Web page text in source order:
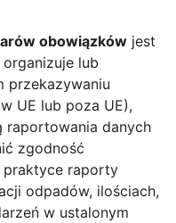
obowiązków jest
lub
przekazywaniu
UE lub poza UE),
raportowania danych
zgodność
praktyce raporty
odpadów, ilościach,
w ustalonym